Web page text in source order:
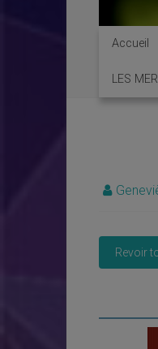
Accueil
LES